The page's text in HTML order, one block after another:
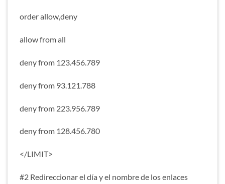
order allow,deny
allow from all
deny from 123.456.789
deny from 93.121.788
deny from 223.956.789
deny from 128.456.780
</LIMIT>
#2 Redireccionar el día y el nombre de los enlaces